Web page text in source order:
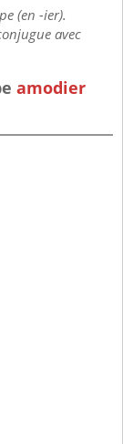
(en -ier).
avec
amodier